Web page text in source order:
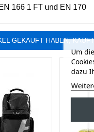
166 1 FT und EN 170
GEKAUFT HABEN,
Um
dazu